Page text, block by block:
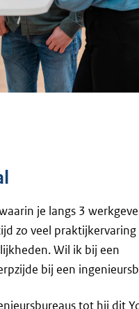
je langs 3
zo veel
Wil ik bij een
bij een
tot hij dit